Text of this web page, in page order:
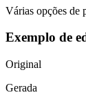
Várias opções de
Exemplo de
Original
Gerada